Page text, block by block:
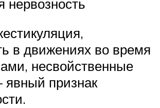
в движениях во время
несвойственные
признак